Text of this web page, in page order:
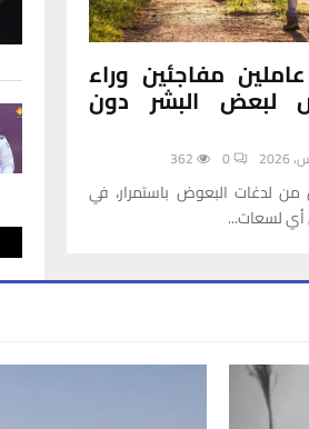
مفاجئين وراء
لبعض البشر دون
0
362
من لدغات البعوض باستمرار، في
أي لسعات...